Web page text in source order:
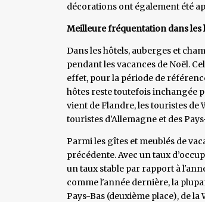
décorations ont également été
Meilleure fréquentation dans les
Dans les hôtels, auberges et
pendant les vacances de Noël.
effet, pour la période de
hôtes reste toutefois inchangée
vient de Flandre, les touristes de
touristes d'Allemagne et des
Parmi les gîtes et meublés de
précédente. Avec un taux
un taux stable par rapport à
comme l'année dernière, la
Pays-Bas (deuxième place), de